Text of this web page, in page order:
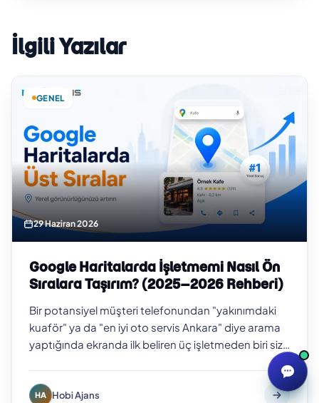
İlgili Yazılar
GENEL
29 Haziran 2026
Google Haritalarda İşletmemi Nasıl Ön
Sıralara Taşırım? (2025–2026 Rehberi)
Bir potansiyel müşteri telefonundan "yakınımdaki
kuaför" ya da "en iyi oto servis Ankara" diye arama
yaptığında ekranda ilk beliren üç işletmeden biri siz
HA Hobi Ajans